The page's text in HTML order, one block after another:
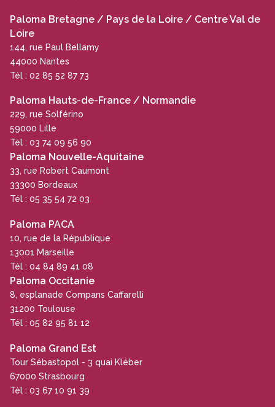
Paloma Bretagne / Pays de la Loire / Centre Val de
Loire
144, rue Paul Bellamy
44000 Nantes
Tél : 02 85 52 87 73
Paloma Hauts-de-France / Normandie
229, rue Solférino
59000 Lille
Tél : 03 74 09 56 90
Paloma Nouvelle-Aquitaine
33, rue Robert Caumont
33300 Bordeaux
Tél : 05 35 54 72 03
Paloma PACA
10, rue de la République
13001 Marseille
Tél : 04 84 89 41 08
Paloma Occitanie
8, esplanade Compans Caffarelli
31200 Toulouse
Tél : 05 82 95 81 12
Paloma Grand Est
Tour Sébastopol - 3 quai Kléber
67000 Strasbourg
Tél : 03 67 10 91 39